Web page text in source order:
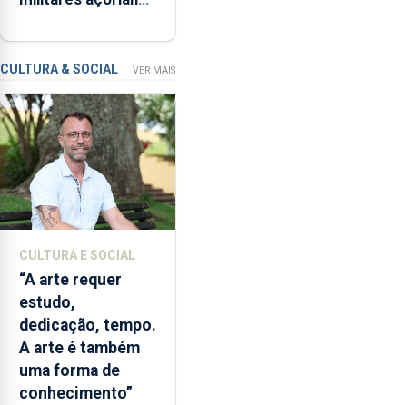
Verão”,
que
garante
a
abertura
dos
museus
e
núcleos
integrados
na
Rede
Municipal
de
Museus
aos
missão na Roménia
CULTURA & SOCIAL VER MAIS
CULTURA E SOCIAL
“A arte requer
estudo,
dedicação, tempo.
A arte é também
uma forma de
conhecimento”